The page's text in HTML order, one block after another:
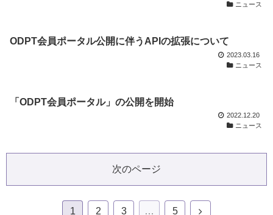
ニュース
ODPT会員ポータル公開に伴うAPIの拡張について
2023.03.16
ニュース
「ODPT会員ポータル」の公開を開始
2022.12.20
ニュース
次のページ
1 2 3 … 5